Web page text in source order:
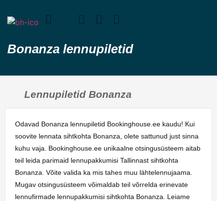
Bonanza lennupiletid
Lennupiletid Bonanza
Odavad Bonanza lennupiletid Bookinghouse.ee kaudu! Kui
soovite lennata sihtkohta Bonanza, olete sattunud just sinna
kuhu vaja. Bookinghouse.ee unikaalne otsingusüsteem aitab
teil leida parimaid lennupakkumisi Tallinnast sihtkohta
Bonanza. Võite valida ka mis tahes muu lähtelennujaama.
Mugav otsingusüsteem võimaldab teil võrrelda erinevate
lennufirmade lennupakkumisi sihtkohta Bonanza. Leiame